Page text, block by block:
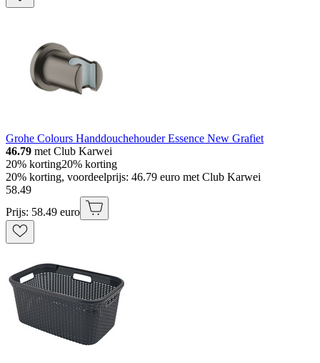
Grohe Colours Handdouchehouder Essence New Grafiet
46.79 met Club Karwei
20% korting20% korting
20% korting, voordeelprijs: 46.79 euro met Club Karwei
58.49
Prijs: 58.49 euro